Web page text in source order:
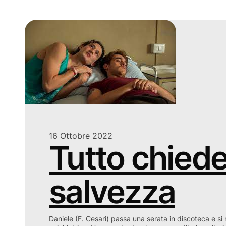
16 Ottobre 2022
Tutto
salvezza
Daniele (F. Cesari) passa una serata in discoteca e